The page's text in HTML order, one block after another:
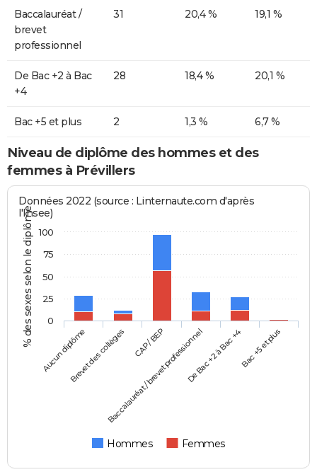
Baccalauréat /
brevet
professionnel
31 20,4 % 19,1 %
De Bac +2 à Bac
+4
28 18,4 % 20,1 %
Bac +5 et plus 2 1,3 % 6,7 %
Niveau de diplôme des hommes et des
femmes à Prévillers
% des sexes selon le diplôme
Données 2022 (source : Linternaute.com d'après
l'Insee)
Hommes Femmes
Aucun diplômeBrevet des collèges CAP / BEP
Baccalauréat / brevet professionnelDe Bac +2 à Bac +4Bac +5 et plus
0
25
50
75
100